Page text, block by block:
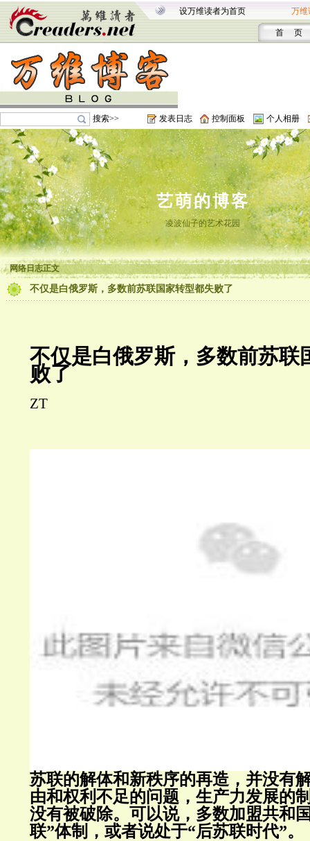
设万维读者为首页 万维
首 页
搜索>> 发表日志 控制面板 个人相册
艺萌的博客
凌波仙子的艺术花园
网络日志正文
不仅是白俄罗斯，多数前苏联国家转型都失败了
不仅是白俄罗斯，多数前苏联
败了
ZT
苏联的解体和新秩序的再造，并没有
由和权利不足的问题，生产力发展的
没有被破除。可以说，多数加盟共和
联”体制，或者说处于“后苏联时代”。